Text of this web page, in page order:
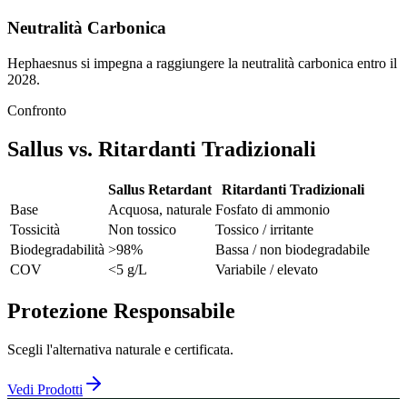
Neutralità Carbonica
Hephaesnus si impegna a raggiungere la neutralità carbonica entro il
2028.
Confronto
Sallus vs. Ritardanti Tradizionali
Sallus Retardant
Ritardanti Tradizionali
Base
Acquosa, naturale Fosfato di ammonio
Tossicità
Non tossico
Tossico / irritante
Biodegradabilità >98%
Bassa / non biodegradabile
COV
<5 g/L Variabile / elevato
Protezione Responsabile
Scegli l'alternativa naturale e certificata.
Vedi Prodotti